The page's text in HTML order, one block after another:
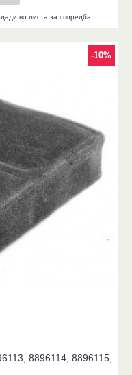
во листа за споредба
-10%
8896114, 8896115,